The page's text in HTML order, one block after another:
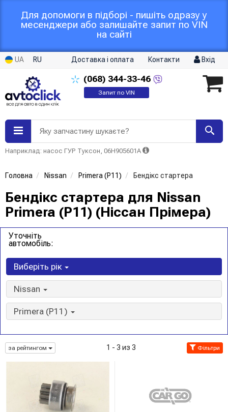
Для допомоги в підборі - пишіть одразу у
месенджери або залишайте запит по VIN
на сайті
UA RU Доставка і оплата Контакти Вхід
(068) 344-33-46
Запит по VIN
Яку запчастину шукаєте?
Наприклад: насос ГУР Туксон, 06H905601A
Головна Nissan Primera (P11) Бендікс стартера
Бендікс стартера для Nissan
Primera (P11) (Ніссан Прімера)
Уточніть
автомобіль:
Виберіть рік
Nissan
Primera (P11)
за рейтингом 1 - 3 из 3 Фільтри